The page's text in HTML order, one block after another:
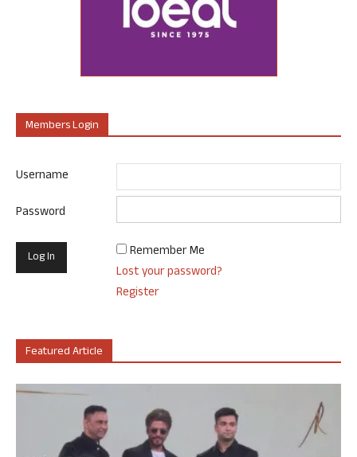
Members Login
Username
Password
Remember Me
Lost your password?
Register
Featured Article